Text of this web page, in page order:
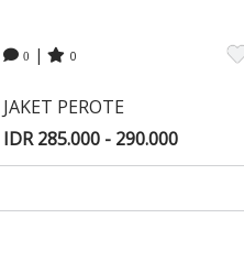
0 | 0
JAKET PEROTE
IDR 285.000 - 290.000